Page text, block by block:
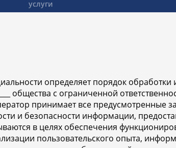
услуги
определяет порядок
общества с ограниченной
принимает все предусмотренные
и безопасности информации,
в целях обеспечения
пользовательского опыта,